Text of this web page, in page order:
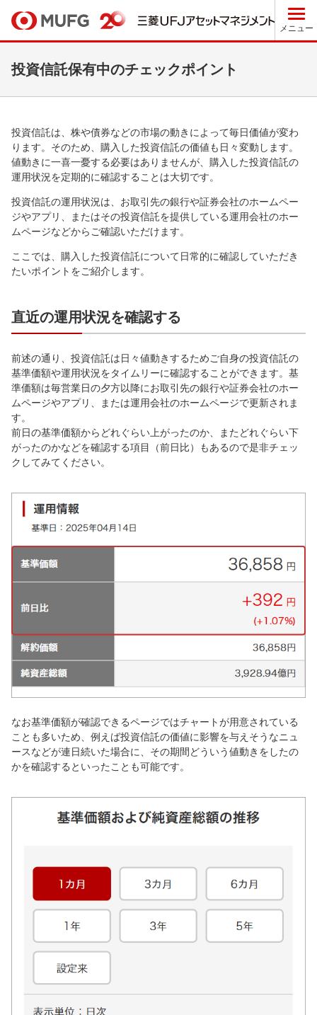
メニュー
投資信託保有中のチェックポイント
投資信託は、株や債券などの市場の動きによって毎日価値が変わ
ります。そのため、購入した投資信託の価値も日々変動します。
値動きに一喜一憂する必要はありませんが、購入した投資信託の
運用状況を定期的に確認することは大切です。
投資信託の運用状況は、お取引先の銀行や証券会社のホームペー
ジやアプリ、またはその投資信託を提供している運用会社のホー
ムページなどからご確認いただけます。
ここでは、購入した投資信託について日常的に確認していただき
たいポイントをご紹介します。
直近の運用状況を確認する
前述の通り、投資信託は日々値動きするためご自身の投資信託の
基準価額や運用状況をタイムリーに確認することができます。基
準価額は毎営業日の夕方以降にお取引先の銀行や証券会社のホー
ムページやアプリ、または運用会社のホームページで更新されま
す。
前日の基準価額からどれぐらい上がったのか、またどれぐらい下
がったのかなどを確認する項目（前日比）もあるので是非チェッ
クしてみてください。
なお基準価額が確認できるページではチャートが用意されている
ことも多いため、例えば投資信託の価値に影響を与えそうなニュ
ースなどが連日続いた場合に、その期間どういう値動きをしたの
かを確認するといったことも可能です。